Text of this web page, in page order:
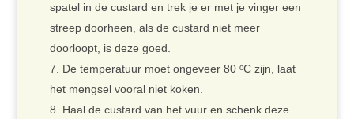
spatel in de custard en trek je er met je vinger een
streep doorheen, als de custard niet meer
doorloopt, is deze goed.
De temperatuur moet ongeveer 80 ᵒC zijn, laat
het mengsel vooral niet koken.
Haal de custard van het vuur en schenk deze